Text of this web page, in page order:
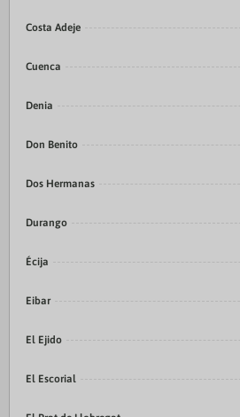
Costa Adeje
Cuenca
Denia
Don Benito
Dos Hermanas
Durango
Écija
Eibar
El Ejido
El Escorial